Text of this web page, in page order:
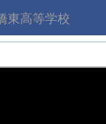
東高等学校